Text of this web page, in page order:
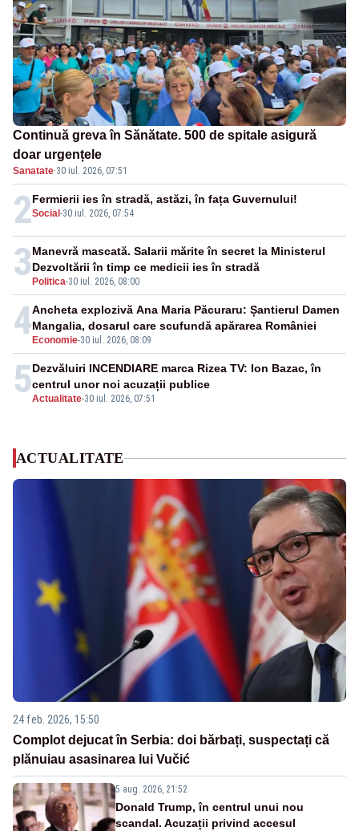
Continuă greva în Sănătate. 500 de spitale asigură
doar urgențele
Sanatate·30 iul. 2026, 07:51
2Social -30 iul. 2026, 07:54
Fermierii ies în stradă, astăzi, în fața Guvernului!
3 Politica-30 iul. 2026, 08:00
Manevră mascată. Salarii mărite în secret la Ministerul
Dezvoltării în timp ce medicii ies în stradă
4 Economie-30 iul. 2026, 08:09
Ancheta explozivă Ana Maria Păcuraru: Șantierul Damen
Mangalia, dosarul care scufundă apărarea României
5Actualitate-30 iul. 2026, 07:51
Dezvăluiri INCENDIARE marca Rizea TV: Ion Bazac, în
centrul unor noi acuzații publice
ACTUALITATE
24 feb. 2026, 15:50
Complot dejucat în Serbia: doi bărbați, suspectați că
plănuiau asasinarea lui Vučić
5 aug. 2026, 21:52
Donald Trump, în centrul unui nou
scandal. Acuzații privind accesul